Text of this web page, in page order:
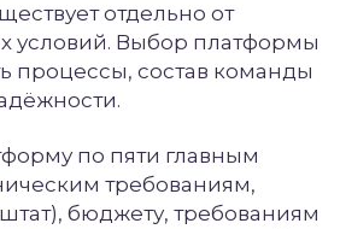
отдельно от
условий. Выбор платформы
процессы, состав команды
по пяти главным
требованиям,
бюджету, требованиям